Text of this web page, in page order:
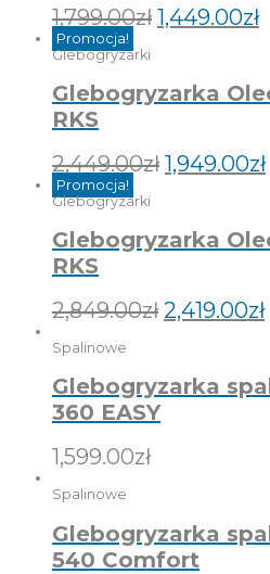
1,799.00zł 1,449.00zł
Promocja!
Glebogryzarki
Glebogryzarka
RKS
2,449.00zł 1,949.00zł
Promocja!
Glebogryzarki
Glebogryzarka
RKS
2,849.00zł 2,419.00zł
Spalinowe
Glebogryzarka
360 EASY
1,599.00zł
Spalinowe
Glebogryzarka
540 Comfort